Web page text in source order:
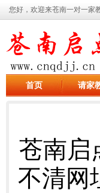
您好，欢迎来苍南一对一家
首页 请家
苍南启
不清网